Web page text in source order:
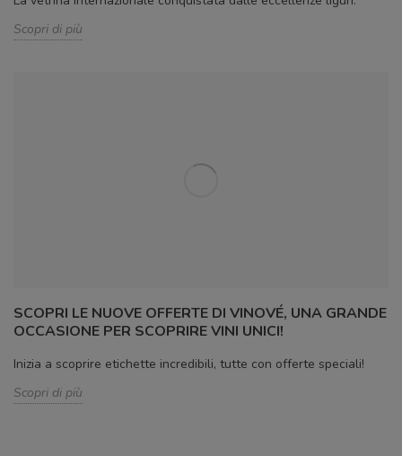
Scopri di più
SCOPRI LE NUOVE OFFERTE DI VINOVÉ, UNA GRANDE
OCCASIONE PER SCOPRIRE VINI UNICI!
Inizia a scoprire etichette incredibili, tutte con offerte speciali!
Scopri di più